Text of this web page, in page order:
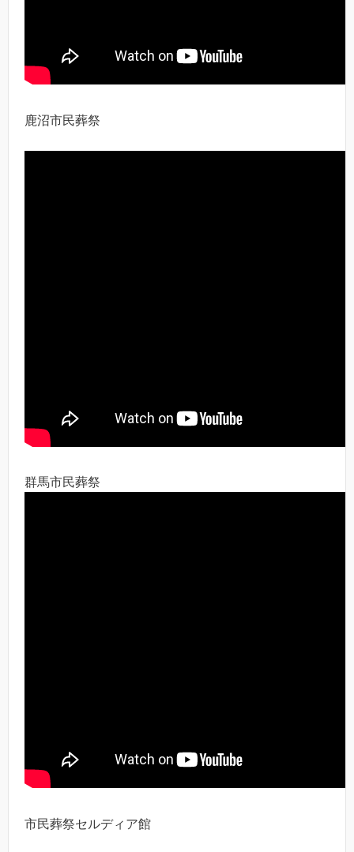
鹿沼市民葬祭
群馬市民葬祭
市民葬祭セルディア館